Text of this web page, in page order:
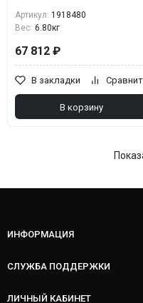
Артикул: 1918480
Вес: 6.80кг
67 812 ₽
В закладки
В корзину
ИНФОРМАЦИЯ
СЛУЖБА ПОДДЕРЖКИ
ЛИЧНЫЙ КАБИНЕТ